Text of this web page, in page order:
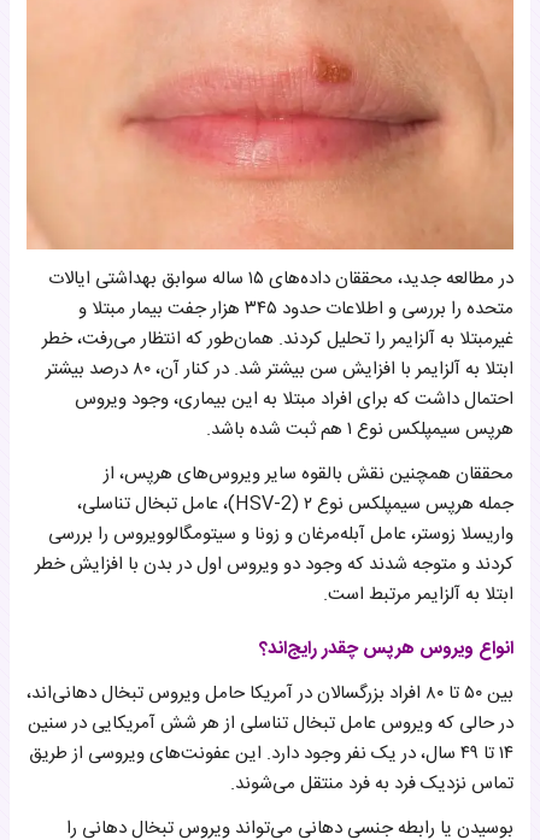
در مطالعه جدید، محققان داده‌های ۱۵ ساله سوابق بهداشتی ایالات
متحده را بررسی و اطلاعات حدود ۳۴۵ هزار جفت بیمار مبتلا و
غیرمبتلا به آلزایمر را تحلیل کردند. همان‌طور که انتظار می‌رفت، خطر
ابتلا به آلزایمر با افزایش سن بیشتر شد. در کنار آن، ۸۰ درصد بیشتر
احتمال داشت که برای افراد مبتلا به این بیماری، وجود ویروس
هرپس سیمپلکس نوع ۱ هم ثبت شده باشد.
محققان همچنین نقش بالقوه سایر ویروس‌های هرپس، از
جمله هرپس سیمپلکس نوع ۲ (HSV-2)، عامل تبخال تناسلی،
واریسلا زوستر، عامل آبله‌مرغان و زونا و سیتومگالوویروس را بررسی
کردند و متوجه شدند که وجود دو ویروس اول در بدن با افزایش خطر
ابتلا به آلزایمر مرتبط است.
انواع ویروس هرپس چقدر رایج‌اند؟
بین ۵۰ تا ۸۰ افراد بزرگسالان در آمریکا حامل ویروس تبخال دهانی‌اند،
در حالی که ویروس عامل تبخال تناسلی از هر شش آمریکایی در سنین
۱۴ تا ۴۹ سال، در یک نفر وجود دارد. این عفونت‌های ویروسی از طریق
تماس نزدیک فرد به فرد منتقل می‌شوند.
بوسیدن یا رابطه جنسی دهانی می‌تواند ویروس تبخال دهانی‌ را